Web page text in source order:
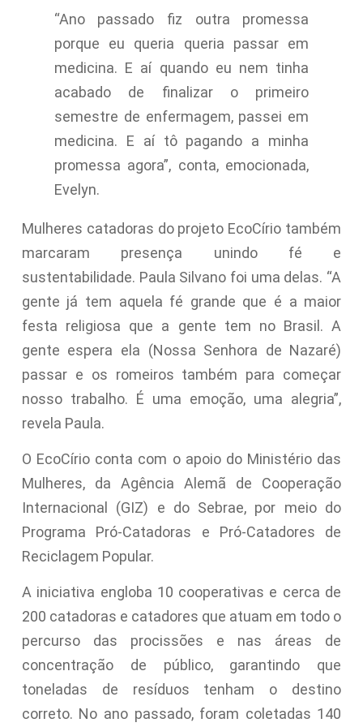
“Ano passado fiz outra promessa
porque eu queria queria passar em
medicina. E aí quando eu nem tinha
acabado de finalizar o primeiro
semestre de enfermagem, passei em
medicina. E aí tô pagando a minha
promessa agora”, conta, emocionada,
Evelyn.
Mulheres catadoras do projeto EcoCírio também
marcaram presença unindo fé e
sustentabilidade. Paula Silvano foi uma delas. “A
gente já tem aquela fé grande que é a maior
festa religiosa que a gente tem no Brasil. A
gente espera ela (Nossa Senhora de Nazaré)
passar e os romeiros também para começar
nosso trabalho. É uma emoção, uma alegria”,
revela Paula.
O EcoCírio conta com o apoio do Ministério das
Mulheres, da Agência Alemã de Cooperação
Internacional (GIZ) e do Sebrae, por meio do
Programa Pró-Catadoras e Pró-Catadores de
Reciclagem Popular.
A iniciativa engloba 10 cooperativas e cerca de
200 catadoras e catadores que atuam em todo o
percurso das procissões e nas áreas de
concentração de público, garantindo que
toneladas de resíduos tenham o destino
correto. No ano passado, foram coletadas 140